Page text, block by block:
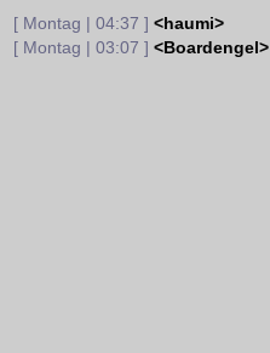
[ Montag | 04:37 ] <haumi>
[ Montag | 03:07 ] <Boardengel>